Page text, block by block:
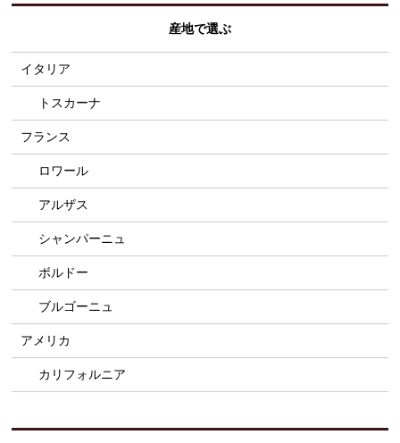
産地で選ぶ
イタリア
トスカーナ
フランス
ロワール
アルザス
シャンパーニュ
ボルドー
ブルゴーニュ
アメリカ
カリフォルニア